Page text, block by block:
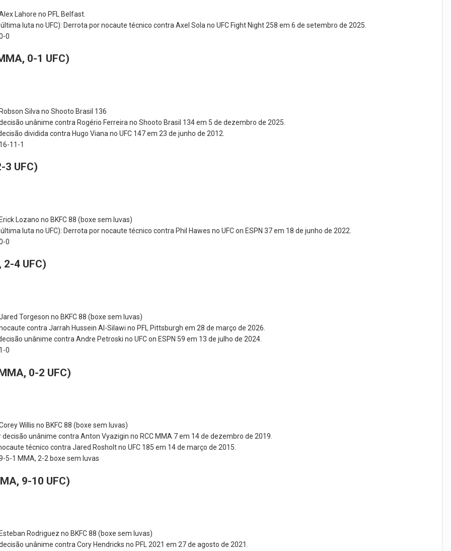
Lahore no PFL Belfast.
luta no UFC): Derrota por nocaute técnico contra Axel Sola no UFC Fight Night 258 em 6 de setembro de 2025.
0
0-1 UFC)
Silva no Shooto Brasil 136
unânime contra Rogério Ferreira no Shooto Brasil 134 em 5 de dezembro de 2025.
dividida contra Hugo Viana no UFC 147 em 23 de junho de 2012.
11-1
3 UFC)
Lozano no BKFC 88 (boxe sem luvas)
luta no UFC): Derrota por nocaute técnico contra Phil Hawes no UFC on ESPN 37 em 18 de junho de 2022.
0
4 UFC)
Torgeson no BKFC 88 (boxe sem luvas)
contra Jarrah Hussein Al-Silawi no PFL Pittsburgh em 28 de março de 2026.
unânime contra Andre Petroski no UFC on ESPN 59 em 13 de julho de 2024.
0
0-2 UFC)
Willis no BKFC 88 (boxe sem luvas)
unânime contra Anton Vyazigin no RCC MMA 7 em 14 de dezembro de 2019.
técnico contra Jared Rosholt no UFC 185 em 14 de março de 2015.
5-1 MMA, 2-2 boxe sem luvas
9-10 UFC)
Rodriguez no BKFC 88 (boxe sem luvas)
unânime contra Cory Hendricks no PFL 2021 em 27 de agosto de 2021.